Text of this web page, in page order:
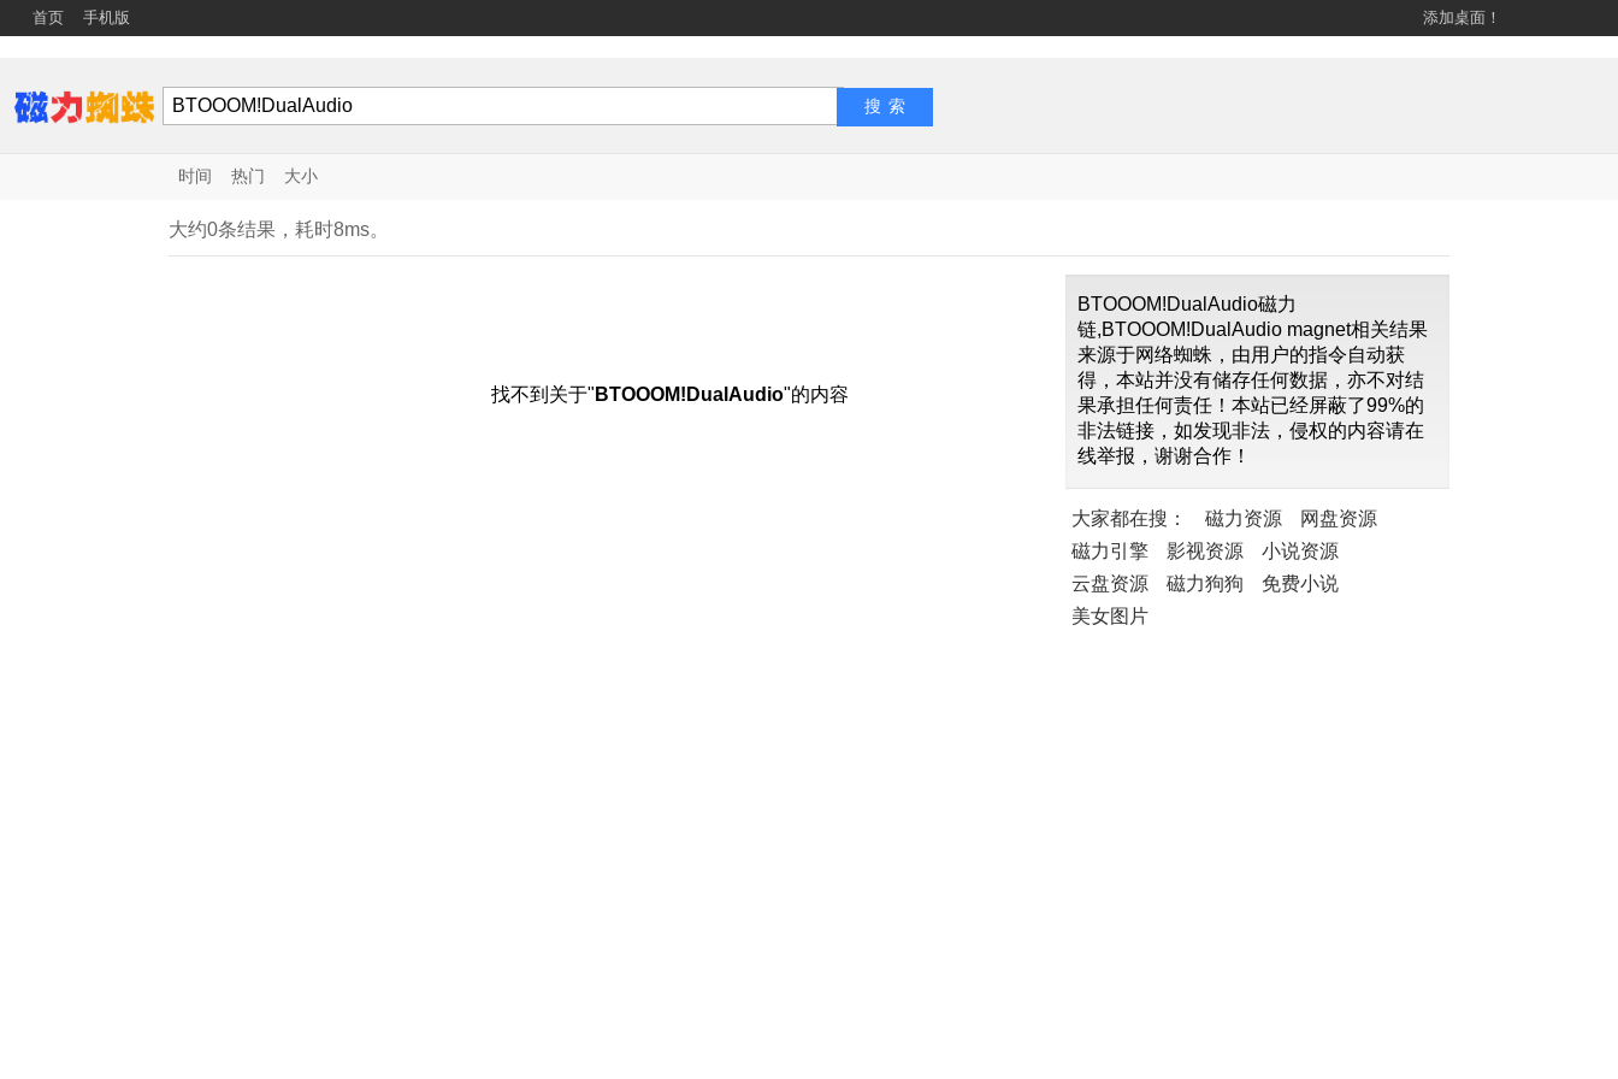
首页 手机版 添加桌面！
时间 热门 大小
大约0条结果，耗时8ms。
找不到关于" BTOOOM!DualAudio"的内容
BTOOOM!DualAudio磁力
链,BTOOOM!DualAudio magnet相关结果
来源于网络蜘蛛，由用户的指令自动获
得，本站并没有储存任何数据，亦不对结
果承担任何责任！本站已经屏蔽了99%的
非法链接，如发现非法，侵权的内容请在
线举报，谢谢合作！
大家都在搜： 磁力资源
网盘资源
磁力引擎
影视资源
小说资源
云盘资源
磁力狗狗
免费小说
美女图片